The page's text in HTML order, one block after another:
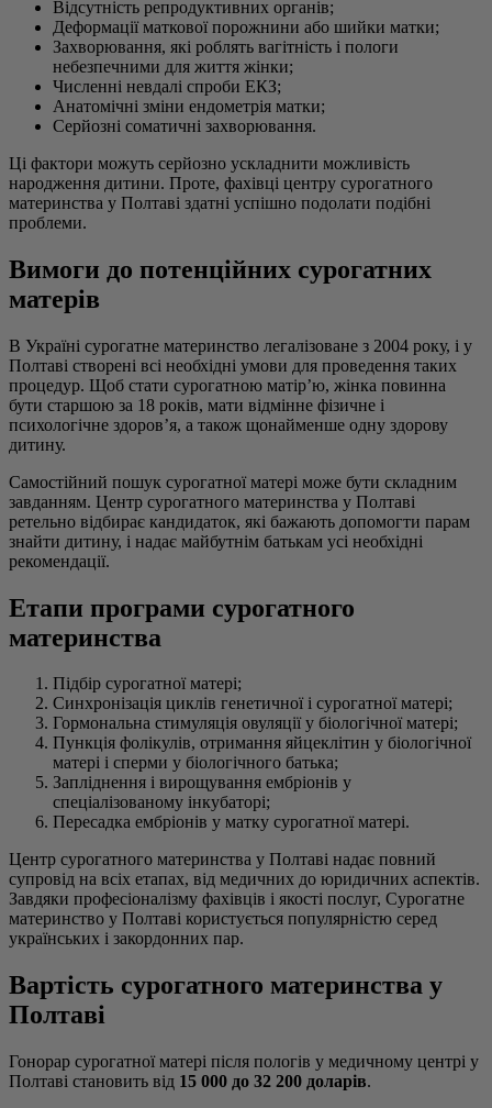
Відсутність репродуктивних органів;
Деформації маткової порожнини або шийки матки;
Захворювання, які роблять вагітність і пологи
небезпечними для життя жінки;
Численні невдалі спроби ЕКЗ;
Анатомічні зміни ендометрія матки;
Серйозні соматичні захворювання.
Ці фактори можуть серйозно ускладнити можливість
народження дитини. Проте, фахівці центру сурогатного
материнства у Полтаві здатні успішно подолати подібні
проблеми.
Вимоги до потенційних сурогатних
матерів
В Україні сурогатне материнство легалізоване з 2004 року, і у
Полтаві створені всі необхідні умови для проведення таких
процедур. Щоб стати сурогатною матір’ю, жінка повинна
бути старшою за 18 років, мати відмінне фізичне і
психологічне здоров’я, а також щонайменше одну здорову
дитину.
Самостійний пошук сурогатної матері може бути складним
завданням. Центр сурогатного материнства у Полтаві
ретельно відбирає кандидаток, які бажають допомогти парам
знайти дитину, і надає майбутнім батькам усі необхідні
рекомендації.
Етапи програми сурогатного
материнства
Підбір сурогатної матері;
Синхронізація циклів генетичної і сурогатної матері;
Гормональна стимуляція овуляції у біологічної матері;
Пункція фолікулів, отримання яйцеклітин у біологічної
матері і сперми у біологічного батька;
Запліднення і вирощування ембріонів у
спеціалізованому інкубаторі;
Пересадка ембріонів у матку сурогатної матері.
Центр сурогатного материнства у Полтаві надає повний
супровід на всіх етапах, від медичних до юридичних аспектів.
Завдяки професіоналізму фахівців і якості послуг, Сурогатне
материнство у Полтаві користується популярністю серед
українських і закордонних пар.
Вартість сурогатного материнства у
Полтаві
Гонорар сурогатної матері після пологів у медичному центрі у
Полтаві становить від 15 000 до 32 200 доларів.